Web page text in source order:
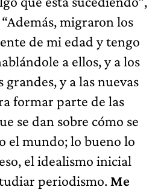
migraron los
de mi edad y tengo
a ellos, y a los
grandes, y a las nuevas
formar parte de las
se dan sobre cómo se
el mundo; lo bueno lo
el idealismo inicial
periodismo. Me